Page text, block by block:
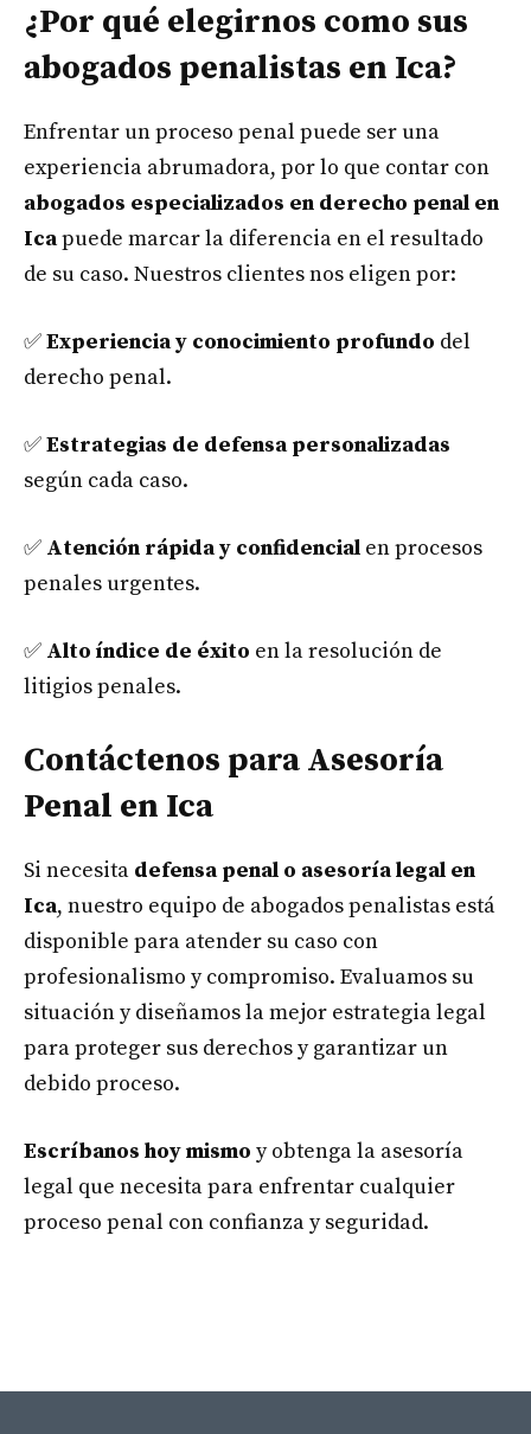
¿Por qué elegirnos como sus
abogados penalistas en Ica?
Enfrentar un proceso penal puede ser una
experiencia abrumadora, por lo que contar con
abogados especializados en derecho penal en
Icapuede marcar la diferencia en el resultado
de su caso. Nuestros clientes nos eligen por:
✅Experiencia y conocimiento profundo del
derecho penal.
✅Estrategias de defensa personalizadas
según cada caso.
✅ Atención rápida y confidencial en procesos
penales urgentes.
✅ Alto índice de éxito en la resolución de
litigios penales.
Contáctenos para Asesoría
Penal en Ica
Si necesita defensa penal o asesoría legal en
Ica, nuestro equipo de abogados penalistas está
disponible para atender su caso con
profesionalismo y compromiso. Evaluamos su
situación y diseñamos la mejor estrategia legal
para proteger sus derechos y garantizar un
debido proceso.
Escríbanos hoy mismo y obtenga la asesoría
legal que necesita para enfrentar cualquier
proceso penal con confianza y seguridad.